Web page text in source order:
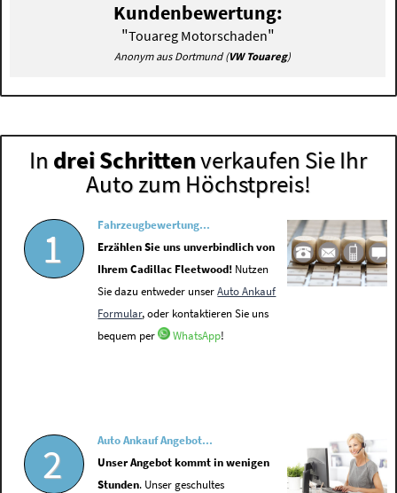
Kundenbewertung:
"Touareg Motorschaden"
Anonym aus Dortmund (VW Touareg)
In drei Schrittenverkaufen Sie Ihr
Auto zum Höchstpreis!
1
Fahrzeugbewertung...
Erzählen Sie uns unverbindlich von
Ihrem Cadillac Fleetwood! Nutzen
Sie dazu entweder unserAuto Ankauf
Formular, oder kontaktieren Sie uns
bequem per
WhatsApp!
2
Auto Ankauf Angebot...
Unser Angebot kommt in wenigen
Stunden. Unser geschultes